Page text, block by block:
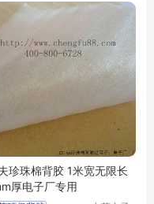
珍珠棉背胶 1米宽无限长
厚电子厂专用